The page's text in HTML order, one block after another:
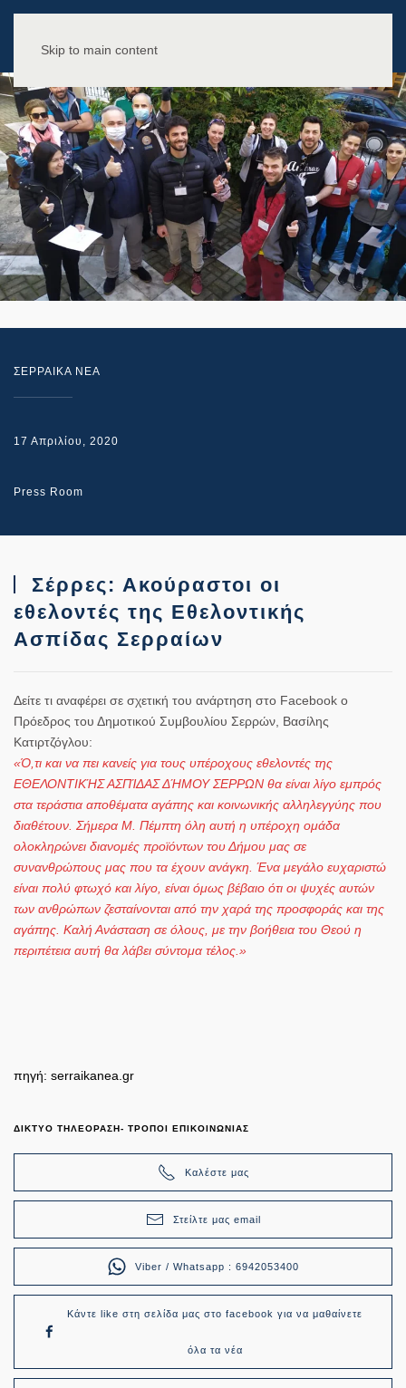
Skip to main content
ΣΕΡΡΑΙΚΑ ΝΕΑ
17 Απριλίου, 2020
Press Room
Σέρρες: Ακούραστοι οι
εθελοντές της Εθελοντικής
Ασπίδας Σερραίων
Δείτε τι αναφέρει σε σχετική του ανάρτηση στο Facebook ο
Πρόεδρος του Δημοτικού Συμβουλίου Σερρών, Βασίλης
Κατιρτζόγλου:
«Ό,τι και να πει κανείς για τους υπέροχους εθελοντές της
ΕΘΕΛΟΝΤΙΚΉΣ ΑΣΠΊΔΑΣ ΔΉΜΟΥ ΣΕΡΡΩΝ θα είναι λίγο εμπρός
στα τεράστια αποθέματα αγάπης και κοινωνικής αλληλεγγύης που
διαθέτουν. Σήμερα Μ. Πέμπτη όλη αυτή η υπέροχη ομάδα
ολοκληρώνει διανομές προϊόντων του Δήμου μας σε
συνανθρώπους μας που τα έχουν ανάγκη. Ένα μεγάλο ευχαριστώ
είναι πολύ φτωχό και λίγο, είναι όμως βέβαιο ότι οι ψυχές αυτών
των ανθρώπων ζεσταίνονται από την χαρά της προσφοράς και της
αγάπης. Καλή Ανάσταση σε όλους, με την βοήθεια του Θεού η
περιπέτεια αυτή θα λάβει σύντομα τέλος.»
πηγή: serraikanea.gr
ΔΙΚΤΥΟ ΤΗΛΕΟΡΑΣΗ- ΤΡΟΠΟΙ ΕΠΙΚΟΙΝΩΝΙΑΣ
Καλέστε μας
Στείλτε μας email
Viber / Whatsapp : 6942053400
Κάντε like στη σελίδα μας στο facebook για να μαθαίνετε
όλα τα νέα